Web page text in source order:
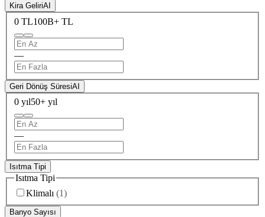
Kira GeliriAI
0 TL100B+ TL
—
Geri Dönüş SüresiAI
0 yıl50+ yıl
—
Isıtma Tipi
Isıtma Tipi
Klimalı (1)
Banyo Sayısı